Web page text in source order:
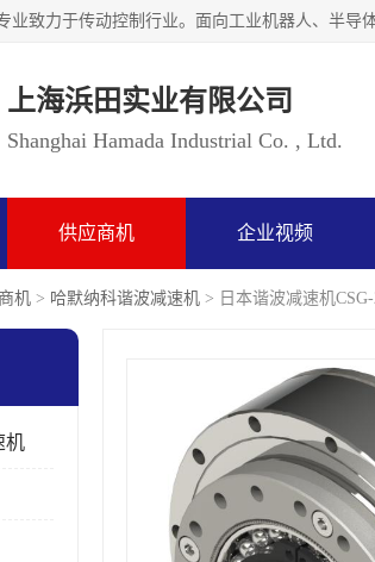
上海浜田实业有限公司
Shanghai Hamada Industrial Co. , Ltd.
供应商机 企业视频
机 > 哈默纳科谐波减速机 > 日本谐波减速机
机